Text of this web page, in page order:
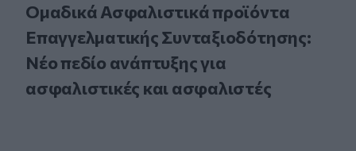
Ομαδικά Ασφαλιστικά προϊόντα
Επαγγελματικής Συνταξιοδότησης:
Νέο πεδίο ανάπτυξης για
ασφαλιστικές και ασφαλιστές